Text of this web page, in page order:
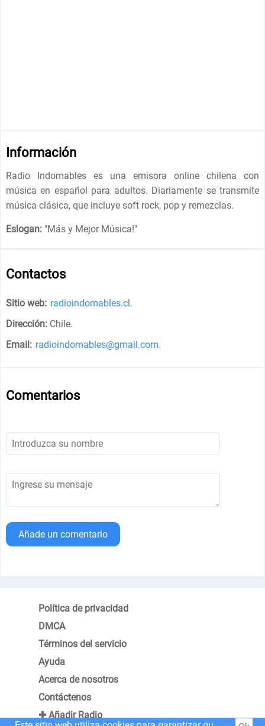
Información
Radio Indomables es una emisora ​​online chilena con
música en español para adultos. Diariamente se transmite
música clásica, que incluye soft rock, pop y remezclas.
Eslogan: "Más y Mejor Música!"
Contactos
Sitio web: radioindomables.cl.
Dirección: Chile.
Email: radioindomables@gmail.com.
Comentarios
Añade un comentario
Política de privacidad
DMCA
Términos del servicio
Ayuda
Acerca de nosotros
Contáctenos
✚ Añadir Radio